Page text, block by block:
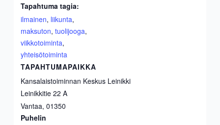
Tapahtuma tagia:
ilmainen, liikunta,
maksuton,tuolijooga,
viikkotoiminta,
yhteisötoiminta
TAPAHTUMAPAIKKA
Kansalaistoiminnan Keskus Leinikki
Leinikkitie 22 A
Vantaa, 01350
Puhelin